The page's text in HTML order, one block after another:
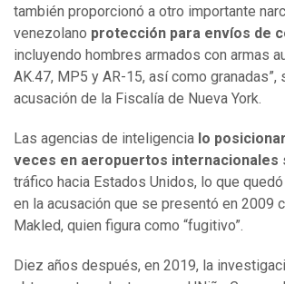
también proporcionó a otro importante
venezolano protección para envíos de
incluyendo hombres armados con armas
AK.47, MP5 y AR-15, así como granadas”,
acusación de la Fiscalía de Nueva York.
Las agencias de inteligencia lo
veces en aeropuertos internacionales
tráfico hacia Estados Unidos, lo que
en la acusación que se presentó en 2009
Makled, quien figura como “fugitivo”.
Diez años después, en 2019, la